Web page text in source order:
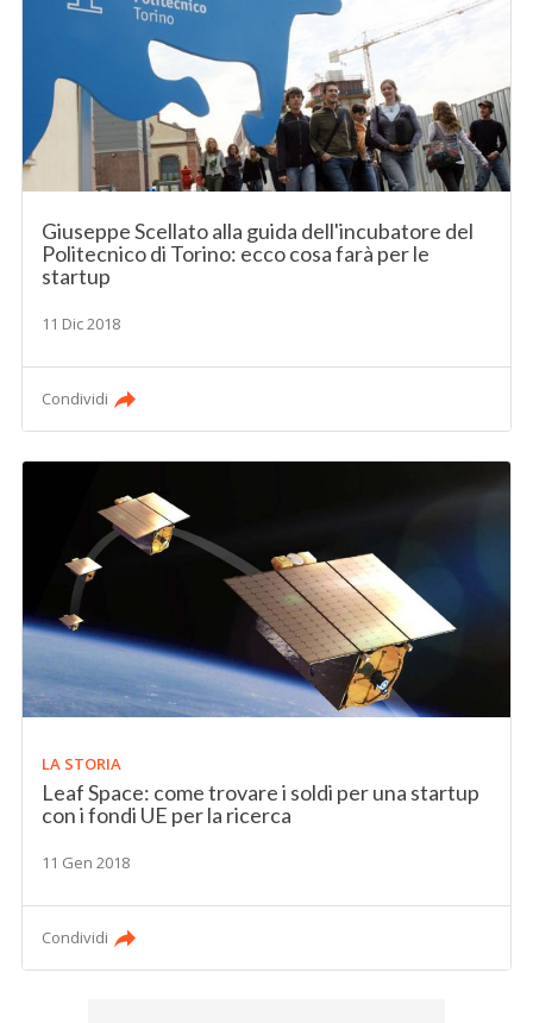
Giuseppe Scellato alla guida dell'incubatore del
Politecnico di Torino: ecco cosa farà per le
startup
11 Dic 2018
Condividi
LA STORIA
Leaf Space: come trovare i soldi per una startup
con i fondi UE per la ricerca
11 Gen 2018
Condividi